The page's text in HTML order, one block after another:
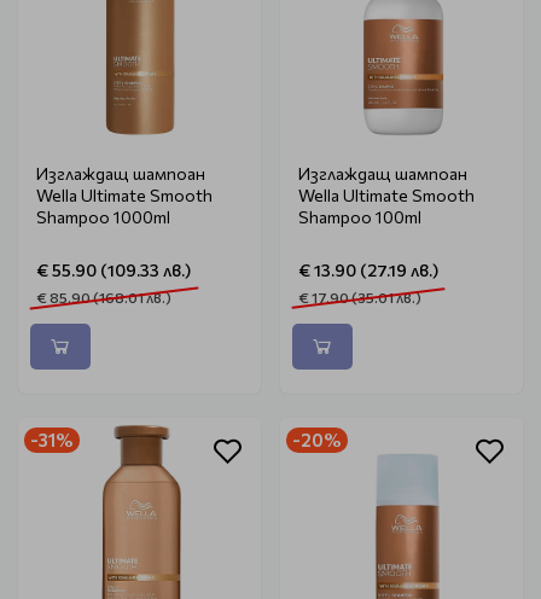
Изглаждащ шампоан
Wella Ultimate Smooth
Shampoo 1000ml
€ 55.90 (109.33 лв.)
€ 85.90 (168.01 лв.)
Изглаждащ шампоан
Wella Ultimate Smooth
Shampoo 100ml
€ 13.90 (27.19 лв.)
€ 17.90 (35.01 лв.)
-31% -20%